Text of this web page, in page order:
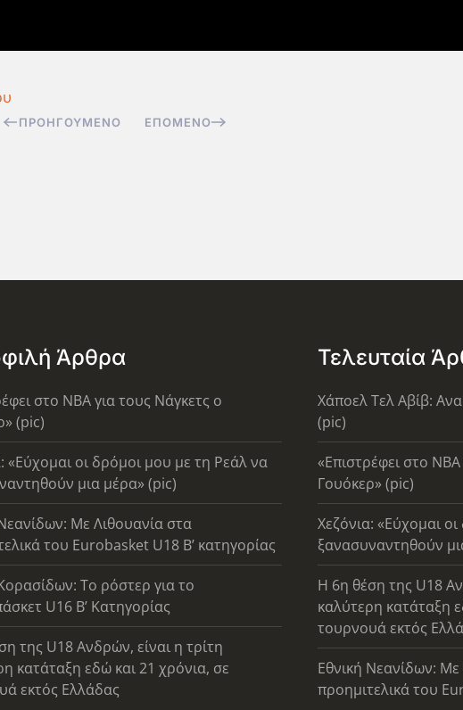
ΠΡΟΗΓΟΎΜΕΝΟ ΕΠΌΜΕΝΟ
Άρθρα
στο ΝΒΑ για τους Νάγκετς ο
(pic)
«Εύχομαι οι δρόμοι μου με τη Ρεάλ να
μια μέρα» (pic)
Με Λιθουανία στα
του Eurobasket U18 Β’ κατηγορίας
Το ρόστερ για το
U16 B’ Κατηγορίας
της U18 Ανδρών, είναι η τρίτη
κατάταξη εδώ και 21 χρόνια, σε
εκτός Ελλάδας
Τελευταία
Χάποελ Τελ Αβίβ:
(pic)
«Επιστρέφει στο
Γουόκερ» (pic)
Χεζόνια: «Εύχομαι
ξανασυναντηθούν
Η 6η θέση της U18
καλύτερη κατάταξη
τουρνουά εκτός
Εθνική Νεανίδων:
προημιτελικά του